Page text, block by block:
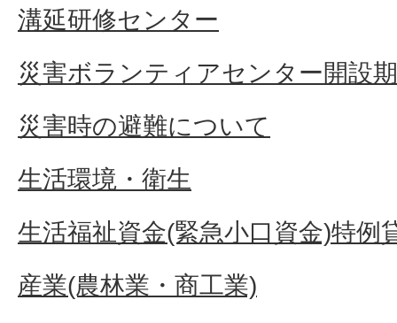
溝延研修センター
災害ボランティアセンター開設
災害時の避難について
生活環境・衛生
生活福祉資金(緊急小口資金)特例
産業(農林業・商工業)